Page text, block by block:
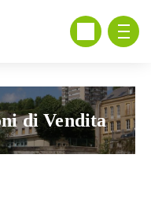
di Vendita